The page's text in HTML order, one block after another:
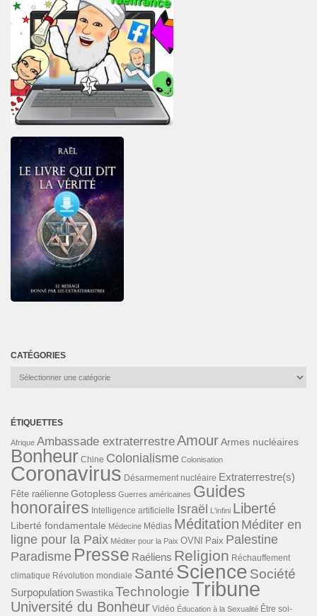
CATÉGORIES
Catégories
ÉTIQUETTES
Afrique Ambassade extraterrestreAmourArmes nucléaires
Bonheur Chine Colonialisme Colonisation
Coronavirus Désarmement nucléaire Extraterrestre(s)
Fête raélienne Gotopless Guerres américaines Guides
honoraires Intelligence artificielle Israël L'infini Liberté
Liberté fondamentale Médecine Médias Méditation Méditer en
ligne pour la Paix Méditer pour la Paix OVNI Paix Palestine
Paradisme Presse Raéliens Religion Réchauffement
climatique Révolution mondiale Santé Science Société
Surpopulation Swastika TechnologieTribune
Université du Bonheur Vidéo Éducation à la Sexualité Être soi-